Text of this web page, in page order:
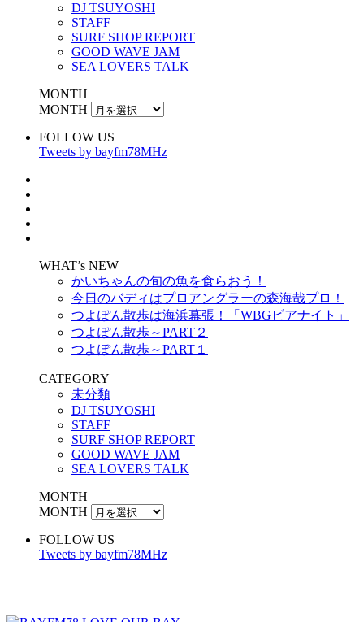
DJ TSUYOSHI
STAFF
SURF SHOP REPORT
GOOD WAVE JAM
SEA LOVERS TALK
MONTH
MONTH
FOLLOW US
Tweets by bayfm78MHz
WHAT’s NEW
かいちゃんの旬の魚を食らおう！
今日のバディはプロアングラーの森海哉プロ！
つよぽん散歩は海浜幕張！「WBGビアナイト」
つよぽん散歩～PART２
つよぽん散歩～PART１
CATEGORY
未分類
DJ TSUYOSHI
STAFF
SURF SHOP REPORT
GOOD WAVE JAM
SEA LOVERS TALK
MONTH
MONTH
FOLLOW US
Tweets by bayfm78MHz